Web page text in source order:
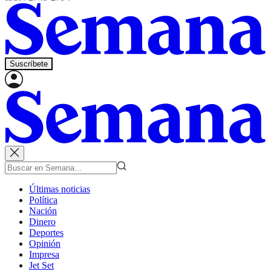
Suscríbete
Últimas noticias
Política
Nación
Dinero
Deportes
Opinión
Impresa
Jet Set